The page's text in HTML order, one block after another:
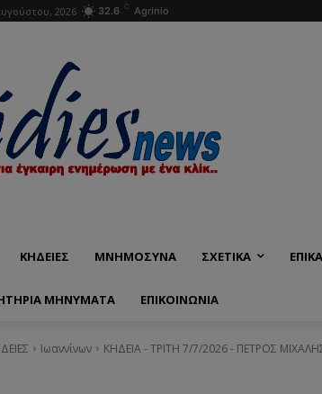
2026 32.6 C Agrinio
ΚΗΔΕΙΕΣ ΜΝΗΜΟΣΥΝΑ ΣΧΕΤΙΚΑ
ΜΗΝΥΜΑΤΑ ΕΠΙΚΟΙΝΩΝΊΑ
Ιωαννίνων ΚΗΔΕΙΑ - ΤΡΙΤΗ 7/7/2026 - ΠΕΤΡΟΣ